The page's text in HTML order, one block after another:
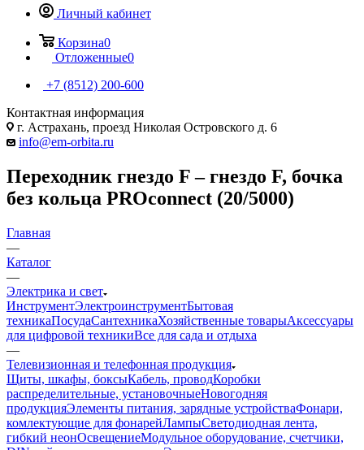
Личный кабинет
Корзина0
Отложенные0
+7 (8512) 200-600
Контактная информация
г. Астрахань, проезд Николая Островского д. 6
info@em-orbita.ru
Переходник гнездо F – гнездо F, бочка
без кольца PROconnect (20/5000)
Главная
—
Каталог
—
Электрика и свет
ИнструментЭлектроинструментБытовая
техникаПосудаСантехникаХозяйственные товарыАксессуары
для цифровой техникиВсе для сада и отдыха
—
Телевизионная и телефонная продукция
Щиты, шкафы, боксыКабель, проводКоробки
распределительные, установочныеНовогодняя
продукцияЭлементы питания, зарядные устройстваФонари,
комлектующие для фонарейЛампыСветодиодная лента,
гибкий неонОсвещениеМодульное оборудование, счетчики,